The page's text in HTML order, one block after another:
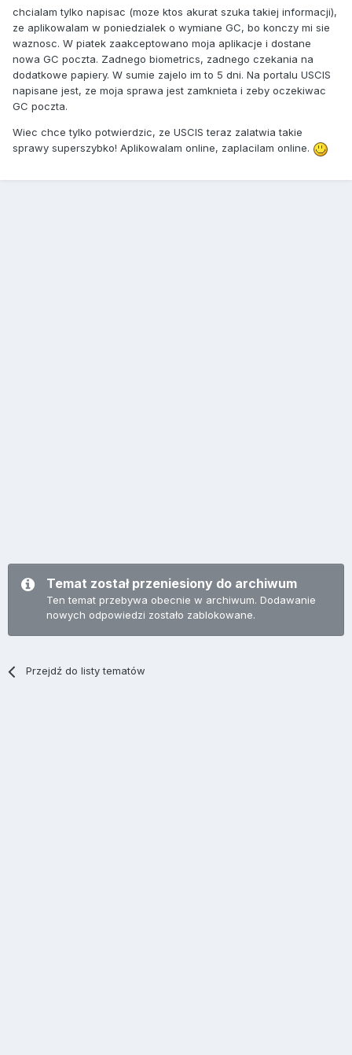
chcialam tylko napisac (moze ktos akurat szuka takiej informacji),
ze aplikowalam w poniedzialek o wymiane GC, bo konczy mi sie
waznosc. W piatek zaakceptowano moja aplikacje i dostane
nowa GC poczta. Zadnego biometrics, zadnego czekania na
dodatkowe papiery. W sumie zajelo im to 5 dni. Na portalu USCIS
napisane jest, ze moja sprawa jest zamknieta i zeby oczekiwac
GC poczta.
Wiec chce tylko potwierdzic, ze USCIS teraz zalatwia takie
sprawy superszybko! Aplikowalam online, zaplacilam online.
Temat został przeniesiony do archiwum
Ten temat przebywa obecnie w archiwum. Dodawanie
nowych odpowiedzi zostało zablokowane.
Przejdź do listy tematów